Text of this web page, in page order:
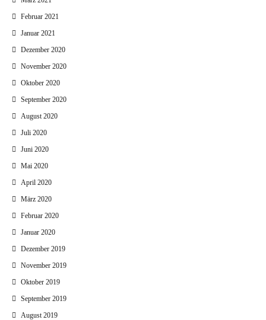
Februar 2021
Januar 2021
Dezember 2020
November 2020
Oktober 2020
September 2020
August 2020
Juli 2020
Juni 2020
Mai 2020
April 2020
März 2020
Februar 2020
Januar 2020
Dezember 2019
November 2019
Oktober 2019
September 2019
August 2019